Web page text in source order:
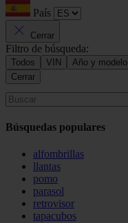
País
Cerrar
Filtro de búsqueda:
Todos VIN
Año y modelo
Cerrar
Búsquedas populares
alfombrillas
llantas
pomo
parasol
retrovisor
tapacubos